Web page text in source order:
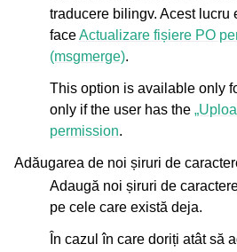
traducere bilingv. Acest lucru
faceActualizare fișiere PO
(msgmerge).
This option is available only
only if the user has the
permission.
Adăugarea de noi șiruri de
Adaugă noi șiruri de
pe cele care există deja.
În cazul în care doriți atât să